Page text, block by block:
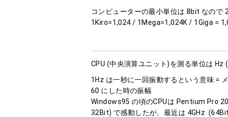
コンピューターの最小単位は 8bit なの
1Kiro=1,024 / 1Mega=1,024K / 1Giga =
CPU (中央演算ユニット)を測る単位は Hz
1Hz は一秒に一回振動するという意味 =
60 にした時の振幅
Windows95 の頃のCPUは Pentium Pro
32Bit) で感動したが、最近は 4GHz